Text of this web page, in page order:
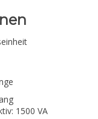
1500 VA